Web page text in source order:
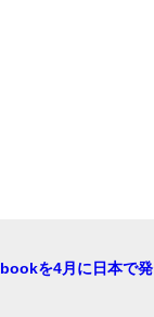
を4月に日本で発